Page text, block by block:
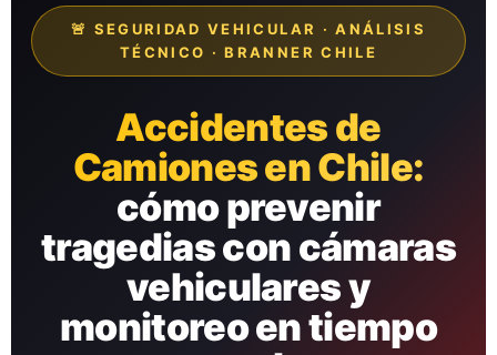
🚨 SEGURIDAD VEHICULAR · ANÁLISIS
TÉCNICO · BRANNER CHILE
Accidentes de
Camiones en Chile:
cómo prevenir
tragedias con cámaras
vehiculares y
monitoreo en tiempo